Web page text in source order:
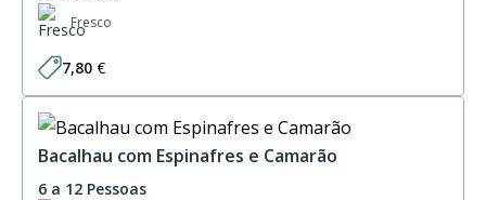
Fresco
7,80 €
Bacalhau com Espinafres e Camarão
6 a 12 Pessoas